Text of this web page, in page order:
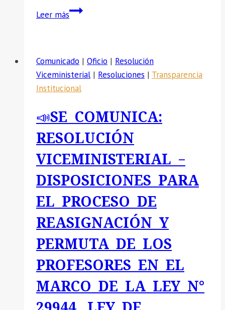
SANCOS
QUE
VALORES
ÉTICOS,
LAS
DE
CONDUCTA
O
AFECTEN
INTEGRIDAD
PÚBLICA.
Leer más📣
DIRECTORAL
N°
0302-
PLAN
DE
CONTINUIDAD
OPERATIVA
–
2026
DE
UGEL
HUANCA
SANCOS.
Comunicado | Oficio | Resolución
Viceministerial | Resoluciones | Transparencia
Institucional
📣SE COMUNICA:
RESOLUCIÓN
VICEMINISTERIAL –
DISPOSICIONES PARA
EL PROCESO DE
REASIGNACIÓN Y
PERMUTA DE LOS
PROFESORES EN EL
MARCO DE LA LEY N°